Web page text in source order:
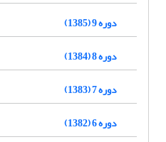
دوره 9 (1385)
دوره 8 (1384)
دوره 7 (1383)
دوره 6 (1382)